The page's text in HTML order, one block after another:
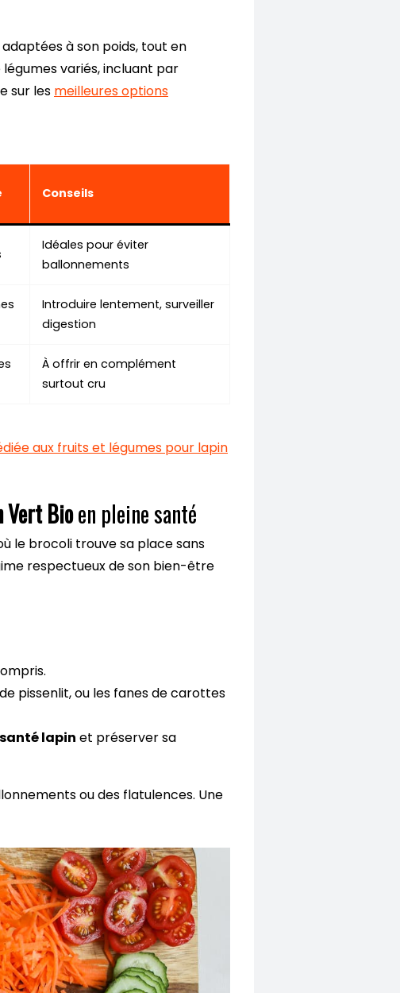
à son poids, tout en
variés, incluant par
sur les meilleures options
Conseils
Idéales pour éviter
ballonnements
Introduire lentement, surveiller
digestion
À offrir en complément
surtout cru
aux fruits et légumes pour lapin
Vert Bioen pleine santé
le brocoli trouve sa place sans
respectueux de son bien-être
pissenlit, ou les fanes de carottes
lapin et préserver sa
ou des flatulences. Une